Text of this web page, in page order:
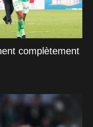
complètement